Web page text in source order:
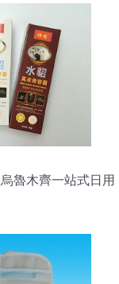
魯木齊一站式日用